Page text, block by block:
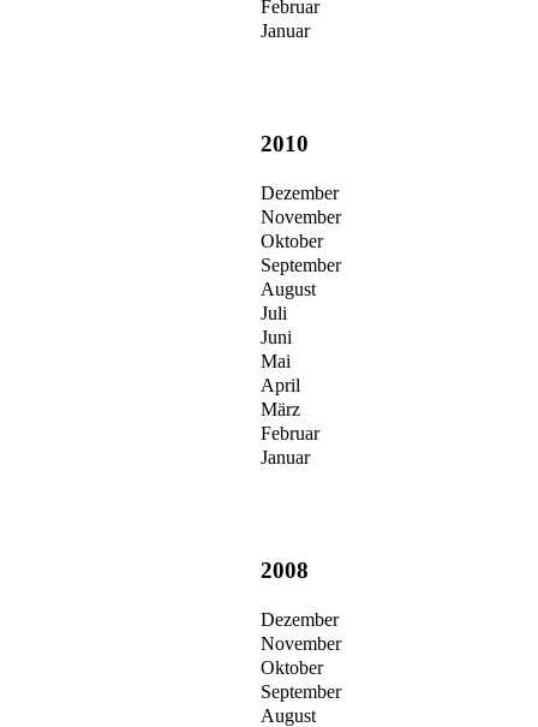
Februar
Januar
2010
Dezember
November
Oktober
September
August
Juli
Juni
Mai
April
März
Februar
Januar
2008
Dezember
November
Oktober
September
August